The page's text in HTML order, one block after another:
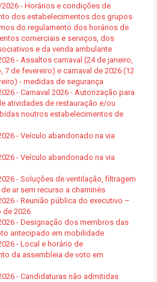
2026 - Horários e condições de
dos estabelecimentos dos grupos
do regulamento dos horários de
comerciais e serviços, dos
e da venda ambulante
- Assaltos carnaval (24 de janeiro,
7 de fevereiro) e carnaval de 2026 (12
- medidas de segurança
- Carnaval 2026 - Autorização para
atividades de restauração e/ou
noutros estabelecimentos de
- Veículo abandonado na via
- Veículo abandonado na via
- Soluções de ventilação, filtragem
ar sem recurso a chaminés
- Reunião pública do executivo –
de 2026
- Designação dos membros das
antecipado em mobilidade
- Local e horário de
da assembleia de voto em
- Candidaturas não admitidas